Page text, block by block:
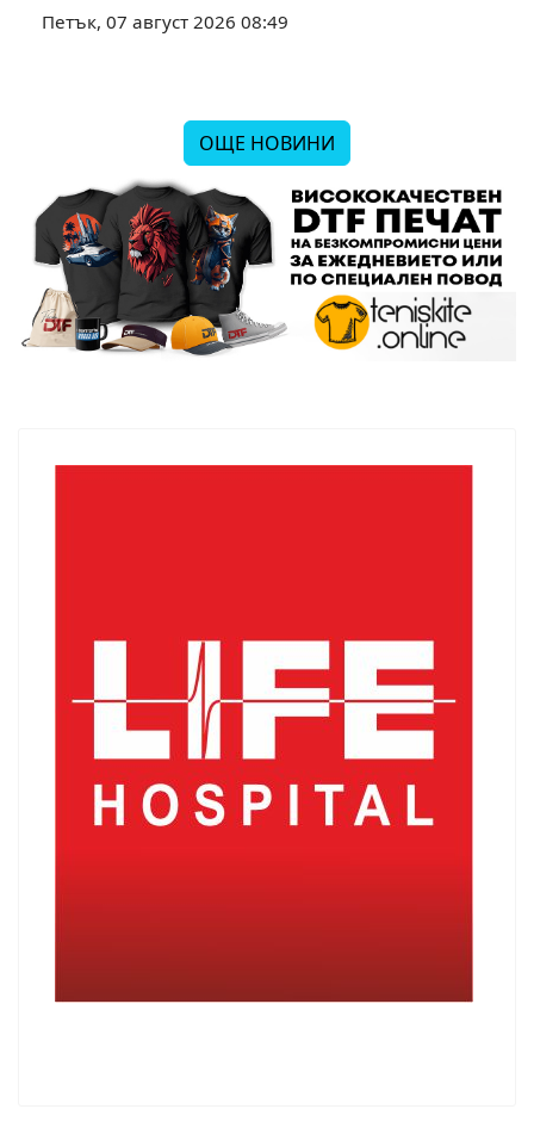
Петък, 07 август 2026 08:49
ОЩЕ НОВИНИ